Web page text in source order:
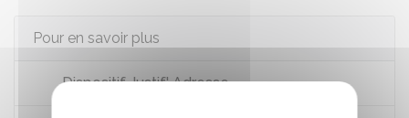
Pour en savoir plus
Dispositif Justif' Adresse